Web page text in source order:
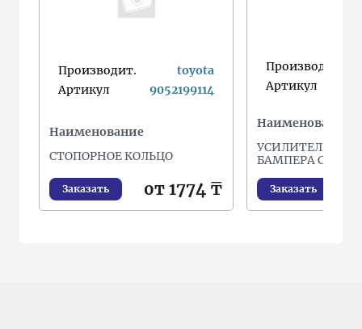
Производит.
toyota
Артикул
9052199114
Наименование
СТОПОРНОЕ КОЛЬЦО
Заказать от 1774 ₸
Производит.
Артикул
Наименование
УСИЛИТЕЛЬ
БАМПЕРА CAMRY
Заказать